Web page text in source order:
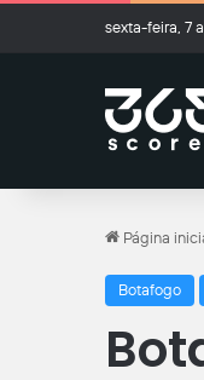
sexta-feira, 7
Página
Botafogo